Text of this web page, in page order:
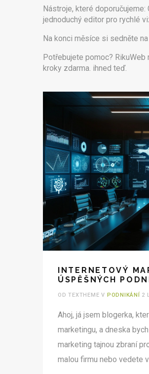
Nástroje, které
jednoduchý editor pro rychlé
Na konci měsíce si sedněte
Potřebujete pomoc?
kroky zdarma. ihned teď.
INTERNETOVÝ
ÚSPĚŠNÝCH
OD TEXTHEME V PODNIKÁNÍ 2
Ahoj, já jsem blogerka,
marketingu, a dneska
marketing tajnou zbraní
malou firmu nebo vedete